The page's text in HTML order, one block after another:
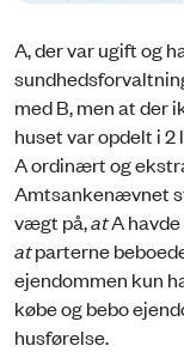
A, der var ugift og
med B, men at der
huset var opdelt i
A ordinært og
Amtsankenævnet
vægt på,atA
atparterne
ejendommen kun
købe og bebo
husførelse.